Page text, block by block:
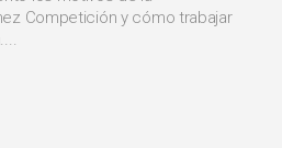
Competición y cómo trabajar